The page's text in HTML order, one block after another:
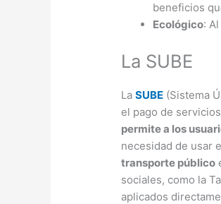
beneficios
Ecológico:
La SUBE
LaSUBE (Sistema
el pago de
permite a los
necesidad de usar
transporte público
sociales, como la
aplicados